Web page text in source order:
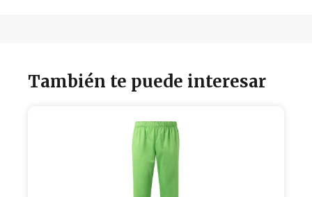
También te puede interesar